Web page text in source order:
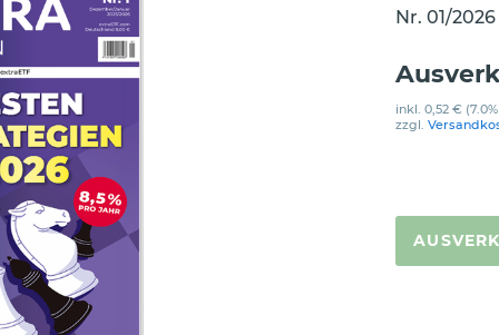
Nr. 01/
inkl. 0,52 €
zzgl.